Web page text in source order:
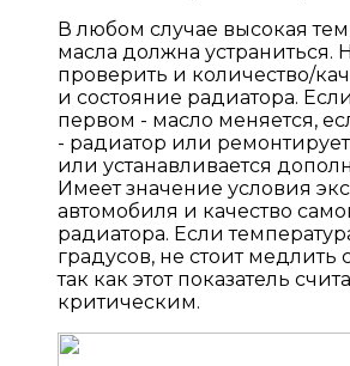
В любом случае высокая
масла должна устраниться.
проверить и количество/
и состояние радиатора.
первом - масло меняется,
- радиатор или
или устанавливается
Имеет значение условия
автомобиля и качество
радиатора. Если
градусов, не стоит медлить
так как этот показатель
критическим.